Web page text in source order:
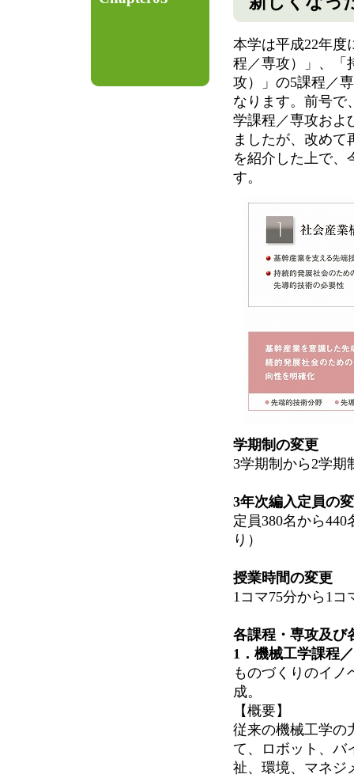
本学は平成22年度
程／専攻）」、「
攻）」の5課程／
なります。前号で
学課程／専攻およ
ましたが、改め
を紹介した上で、
す。
学期制の変更
3学期制から2学期
3年次編入定員の
定員380名から
り）
授業時間の変更
1コマ75分から1
各課程・専攻及び
1．機械工学課程
ものづくりのイノ
成。
【概要】
従来の機械工学の
て、ロボット、バ
祉、環境、マネジ